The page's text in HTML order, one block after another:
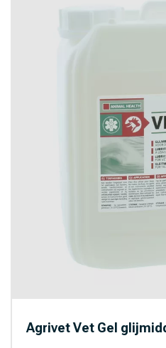
Agrivet Vet Gel